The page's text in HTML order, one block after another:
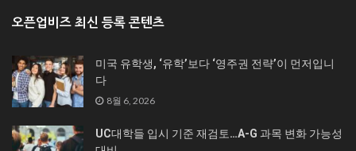
오픈업비즈 최신 등록 콘텐츠
미국 유학생, ‘유학’보다 ‘영주권 전략’이 먼저입니
다
8월 6, 2026
UC대학들 입시 기준 재검토…A-G 과목 변화 가능성